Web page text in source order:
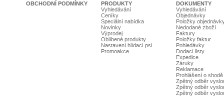
OBCHODNÍ PODMÍNKY
PRODUKTY
Vyhledávání
Ceníky
Speciální nabídka
Novinky
Výprodej
Oblíbené produkty
Nastavení hlídací psi
Promoakce
DOKUMENTY
Vyhledávání
Objednávky
Položky
Nedodané zboží
Faktury
Položky faktur
Pohledávky
Dodací listy
Expedice
Záruky
Reklamace
Prohlášení o shodě
Zpětný odběr
Zpětný odběr
Zpětný odběr